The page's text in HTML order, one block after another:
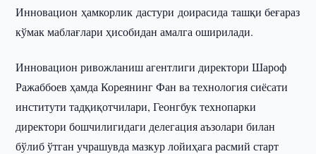
Инновацион ҳамкорлик дастури доирасида ташқи беғараз
кўмак маблағлари ҳисобидан амалга оширилади.
Инновацион ривожланиш агентлиги директори Шароф
Ражаббоев ҳамда Кореянинг Фан ва технология сиёсати
институти тадқиқотчилари, Геонгбук технопарки
директори бошчилигидаги делегация аъзолари билан
бўлиб ўтган учрашувда мазкур лойиҳага расмий старт